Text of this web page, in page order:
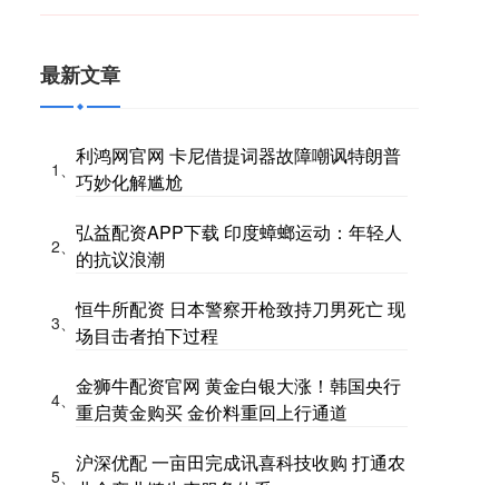
最新文章
1、
利鸿网官网 卡尼借提词器故障嘲讽特朗普
巧妙化解尴尬
2、
弘益配资APP下载 印度蟑螂运动：年轻人
的抗议浪潮
3、
恒牛所配资 日本警察开枪致持刀男死亡 现
场目击者拍下过程
4、
金狮牛配资官网 黄金白银大涨！韩国央行
重启黄金购买 金价料重回上行通道
5、
沪深优配 一亩田完成讯喜科技收购 打通农